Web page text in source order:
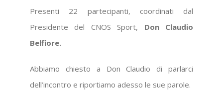
Presenti 22 partecipanti, coordinati dal
Presidente del CNOS Sport, Don Claudio
Belfiore.
Abbiamo chiesto a Don Claudio di parlarci
dell’incontro e riportiamo adesso le sue parole.